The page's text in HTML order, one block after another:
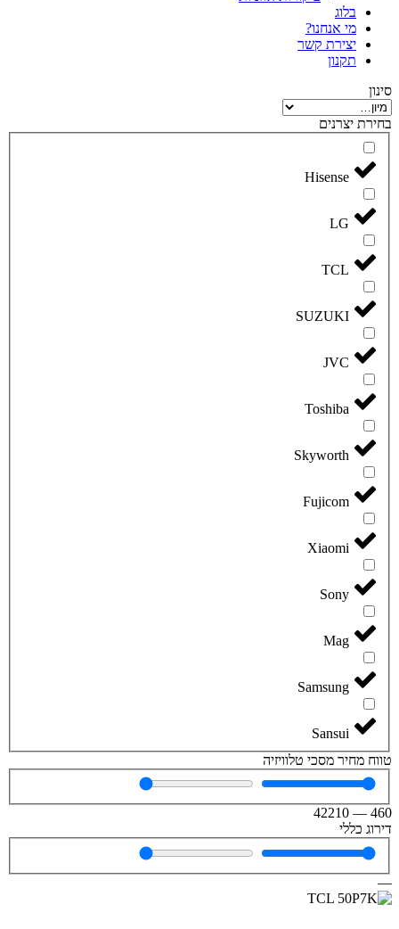
בלוג
מי אנחנו?
יצירת קשר
תקנון
סינון
בחירת יצרנים
Hisense
LG
TCL
SUZUKI
JVC
Toshiba
Skyworth
Fujicom
Xiaomi
Sony
Mag
Samsung
Sansui
טווח מחיר מסכי טלוויזיה
460
—
42210
דירוג כללי
—